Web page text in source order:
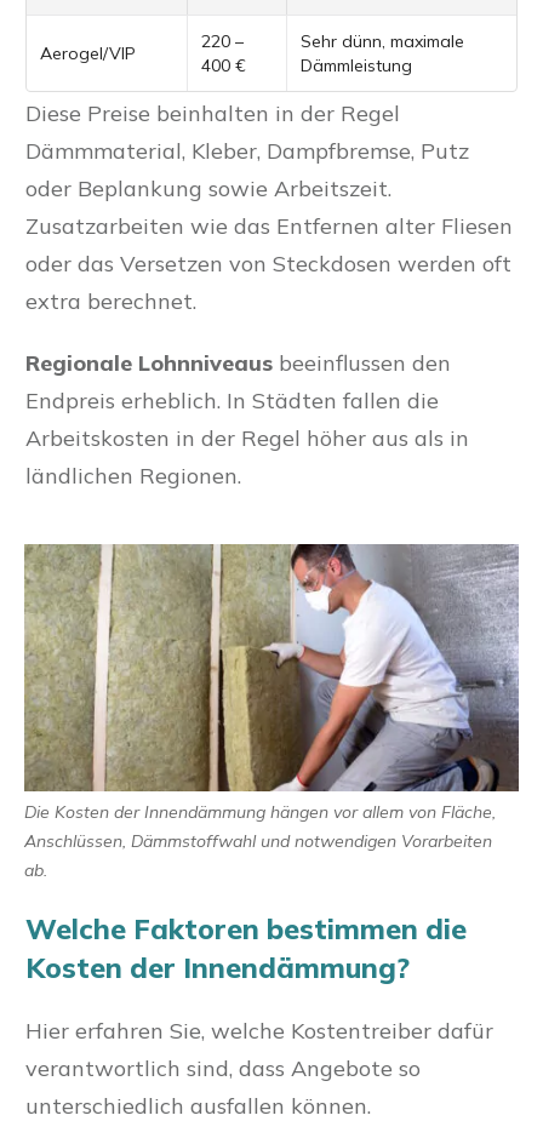
Aerogel/VIP
220 –
400 €
Sehr dünn, maximale
Dämmleistung
Diese Preise beinhalten in der Regel
Dämmmaterial, Kleber, Dampfbremse, Putz
oder Beplankung sowie Arbeitszeit.
Zusatzarbeiten wie das Entfernen alter Fliesen
oder das Versetzen von Steckdosen werden oft
extra berechnet.
Regionale Lohnniveaus beeinflussen den
Endpreis erheblich. In Städten fallen die
Arbeitskosten in der Regel höher aus als in
ländlichen Regionen.
Die Kosten der Innendämmung hängen vor allem von Fläche,
Anschlüssen, Dämmstoffwahl und notwendigen Vorarbeiten
ab.
Welche Faktoren bestimmen die
Kosten der Innendämmung?
Hier erfahren Sie, welche Kostentreiber dafür
verantwortlich sind, dass Angebote so
unterschiedlich ausfallen können.